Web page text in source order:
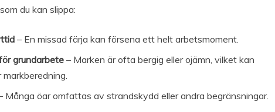
du kan slippa:
– En missad färja kan försena ett helt arbetsmoment.
grundarbete– Marken är ofta bergig eller ojämn, vilket kan
Många öar omfattas av strandskydd eller andra begränsningar.